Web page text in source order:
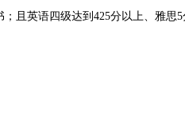
英语四级达到425分以上、雅思5